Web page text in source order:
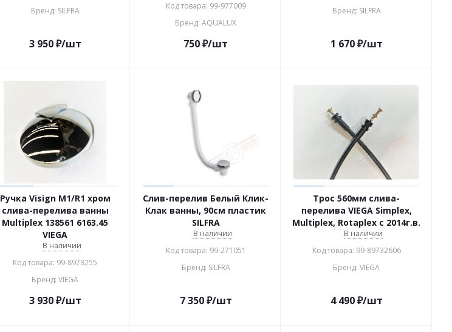
Бренд: SILFRA
3 950₽/шт
Код товара: 99-977009
Бренд: AQUALUX
750₽/шт
Бренд: SILFRA
1 670₽/шт
Ручка Visign M1/R1 хром
слива-перелива ванны
Multiplex 138561 6163.45
VIEGA
В наличии
Код товара: 99-8973255
Бренд: VIEGA
3 930₽/шт
Слив-перелив Белый Клик-
Клак ванны, 90см пластик
SILFRA
В наличии
Код товара: 99-271051
Бренд: SILFRA
7 350₽/шт
Трос 560мм слива-
перелива VIEGA Simplex,
Multiplex, Rotaplex с 2014г.в.
В наличии
Код товара: 99-89732606
Бренд: VIEGA
4 490₽/шт